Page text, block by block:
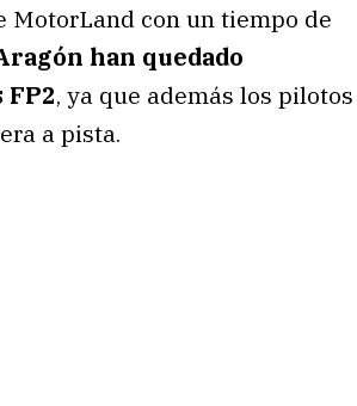
MotorLand con un tiempo de
han quedado
, ya que además los pilotos
a pista.